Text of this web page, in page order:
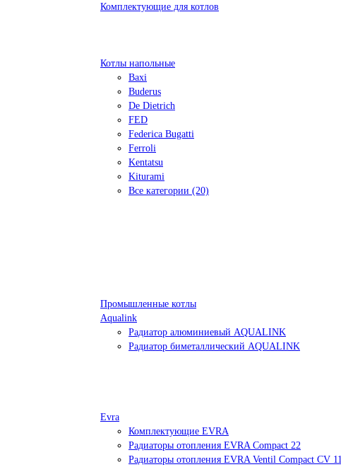
Комплектующие для котлов
Котлы напольные
Baxi
Buderus
De Dietrich
FED
Federica Bugatti
Ferroli
Kentatsu
Kiturami
Все категории (20)
Промышленные котлы
Aqualink
Радиатор алюминиевый AQUALINK
Радиатор биметаллический AQUALINK
Evra
Комплектующие EVRA
Радиаторы отопления EVRA Compact 22
Радиаторы отопления EVRA Ventil Compact CV 11